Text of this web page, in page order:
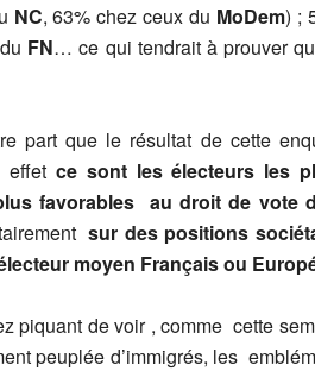
NC, 63% chez ceux du MoDem) ;
FN… ce qui tendrait à prouver
part que le résultat de cette
effetce sont les électeurs les
favorables au droit de vote
sur des positions
moyen Français ou
piquant de voir , comme cette
peuplée d’immigrés, les